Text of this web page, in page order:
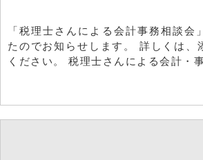
「税理士さんによる会計事務相談会
たのでお知らせします。 詳しくは、
ください。 税理士さんによる会計・